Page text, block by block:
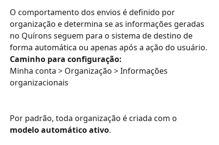
O comportamento dos envios é definido por
organização e determina se as informações geradas
no Quírons seguem para o sistema de destino de
forma automática ou apenas após a ação do usuário.
Caminho para configuração:
Minha conta > Organização > Informações
organizacionais
Por padrão, toda organização é criada com o
modelo automático ativo.